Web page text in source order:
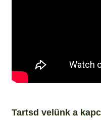
Tartsd velünk a